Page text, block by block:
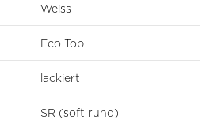
Weiss
Eco Top
lackiert
SR (soft rund)